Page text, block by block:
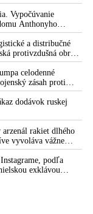
Vypočúvanie
Anthonyho
médií ignorovala
a distribučné
protivzdušná obrana
a jeho okolie
celodenné
zásah proti
dodávok ruskej
rakiet dlhého
vyvoláva vážne
vypuknutia
podľa
exklávou